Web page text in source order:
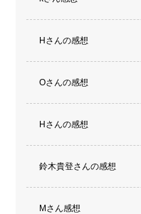
Hさんの感想
Oさんの感想
Hさんの感想
鈴木貴登さんの感想
Mさん感想